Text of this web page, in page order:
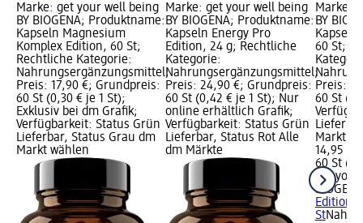
Marke: get your well being
BY BIOGENA; Produktname:
Kapseln Magnesium
Komplex Edition, 60 St;
Rechtliche Kategorie:
Nahrungsergänzungsmittel;
Preis: 17,90 €; Grundpreis:
60 St (0,30 € je 1 St);
Exklusiv bei dm Grafik;
Verfügbarkeit: Status Grün
Lieferbar, Status Grau dm
Markt wählen
Marke: get your well being
BY BIOGENA; Produktname:
Kapseln Energy Pro
Edition, 24 g; Rechtliche
Kategorie:
Nahrungsergänzungsmittel;
Preis: 24,90 €; Grundpreis:
60 St (0,42 € je 1 St); Nur
online erhältlich Grafik;
Verfügbarkeit: Status Grün
Lieferbar, Status Rot Alle
dm Märkte
Marke:
BY
Kapseln
60 St;
Preis:
60 St
Markt
14,95 €
60 St
get
BIOGENA
Edition,
St